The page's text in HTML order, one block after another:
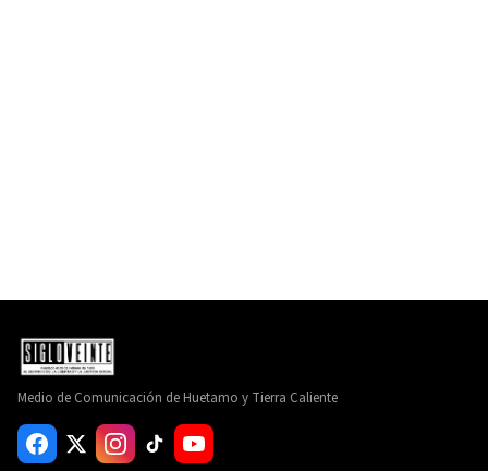
Medio de Comunicación de Huetamo y Tierra Caliente